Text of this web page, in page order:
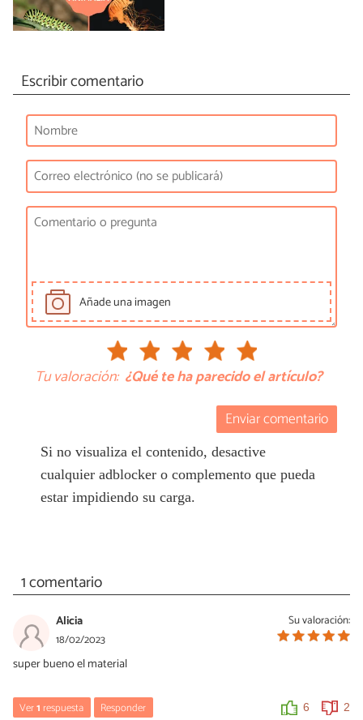
Escribir comentario
Añade una imagen
Tu valoración: ¿Qué te ha parecido el artículo?
Enviar comentario
Si no visualiza el contenido, desactive
cualquier adblocker o complemento que pueda
estar impidiendo su carga.
1 comentario
Su valoración:
Alicia
18/02/2023
super bueno el material
Ver1respuesta Responder 6 2